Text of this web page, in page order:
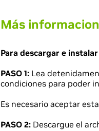
Más informacion
Para descargar e
PASO 1: Lea
condiciones para poder
Es necesario aceptar
PASO 2: Descargue el